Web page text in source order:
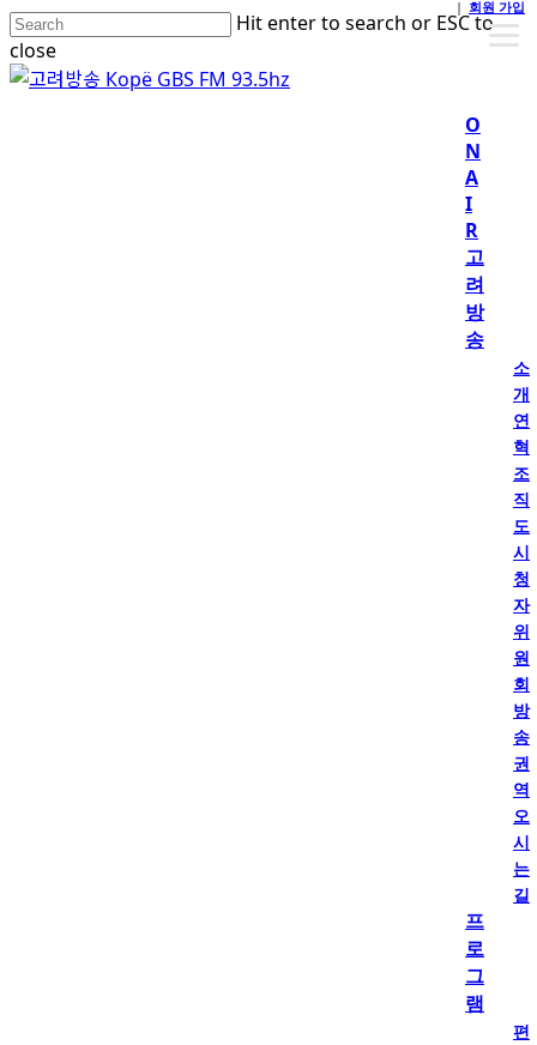
Skip
to
main
Hit enter to search or ESC to
close
Close
O
N
A
I
R
고
려
방
송
소
개
연
혁
조
직
도
시
청
자
위
원
회
방
송
권
역
오
시
는
길
프
로
그
램
편
회원 가입